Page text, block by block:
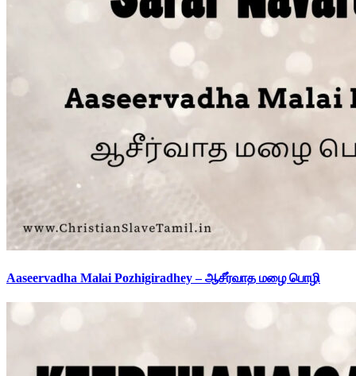
Aaseervadha Malai Pozhigiradhey – ஆசீர்வாத மழை பொழி